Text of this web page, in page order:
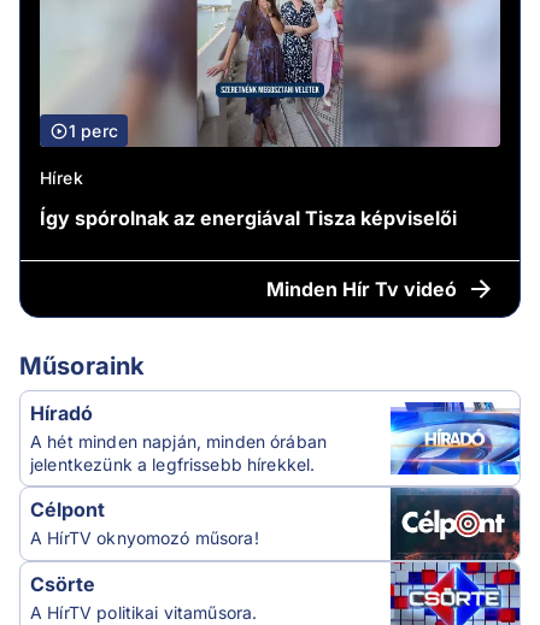
1 perc
Hírek
Így spórolnak az energiával Tisza képviselői
Minden Hír Tv videó
Műsoraink
Híradó
A hét minden napján, minden órában
jelentkezünk a legfrissebb hírekkel.
Célpont
A HírTV oknyomozó műsora!
Csörte
A HírTV politikai vitaműsora.